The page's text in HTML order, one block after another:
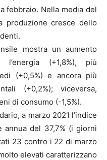
febbraio. Nella media del
produzione cresce dello
mostra un aumento
(+1,8%), più
(+0,5%) e ancora più
(+0,2%); viceversa,
di consumo (-1,5%).
a marzo 2021 l’indice
annua del 37,7% (i giorni
23 contro i 22 di marzo
elevati caratterizzano